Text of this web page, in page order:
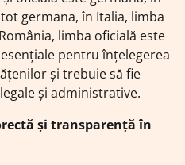
germana, în Italia, limba
limba oficială este
pentru înțelegerea
și trebuie să fie
și administrative.
și transparență în